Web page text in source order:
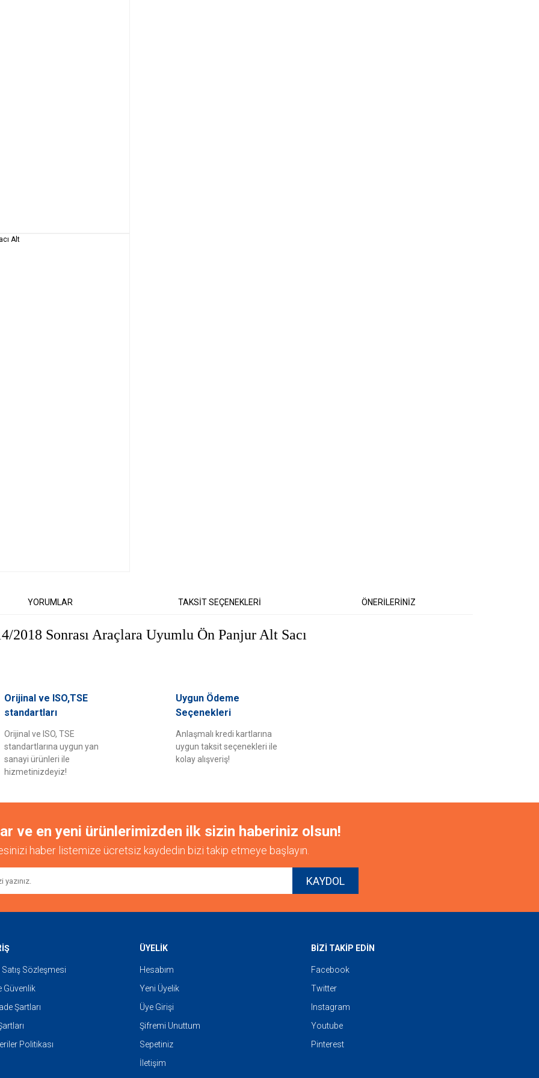
YORUMLAR TAKSİT SEÇENEKLERİ ÖNERİLERİNİZ
2018 Sonrası Araçlara Uyumlu Ön Panjur Alt Sacı
Bu ürüne ilk yorumu siz yapın!
Gönder
Orijinal ve ISO,TSE
standartları
Orijinal ve ISO, TSE
standartlarına uygun yan
sanayi ürünleri ile
hizmetinizdeyiz!
Uygun Ödeme
Seçenekleri
Anlaşmalı kredi kartlarına
uygun taksit seçenekleri ile
kolay alışveriş!
ve en yeni ürünlerimizden ilk sizin haberiniz olsun!
haber listemize ücretsiz kaydedin bizi takip etmeye başlayın.
KAYDOL
Sözleşmesi
Güvenlik
Şartları
Politikası
ÜYELİK
Hesabım
Yeni Üyelik
Üye Girişi
Şifremi Unuttum
Sepetiniz
İletişim
BİZİ TAKİP EDİN
Facebook
Twitter
Instagram
Youtube
Pinterest